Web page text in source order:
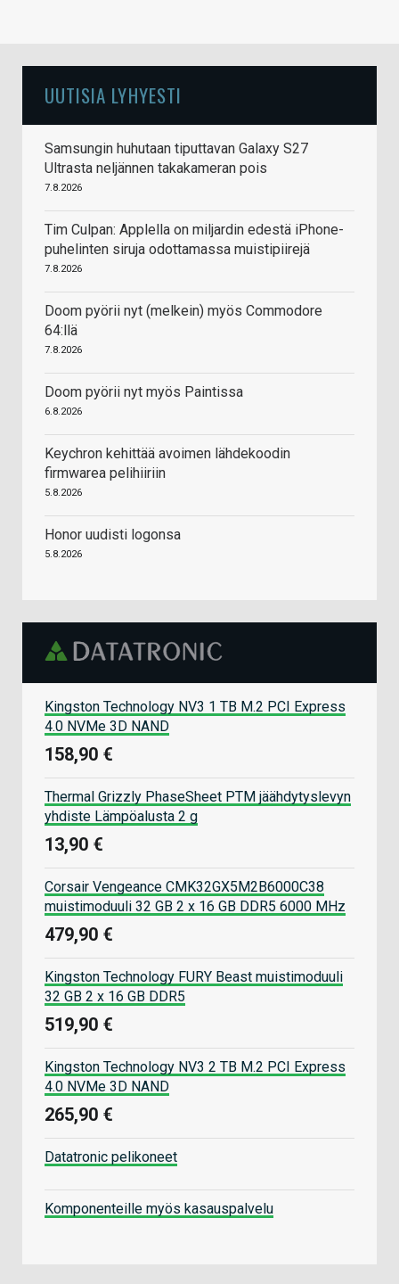
UUTISIA LYHYESTI
Samsungin huhutaan tiputtavan Galaxy S27
Ultrasta neljännen takakameran pois
7.8.2026
Tim Culpan: Applella on miljardin edestä iPhone-
puhelinten siruja odottamassa muistipiirejä
7.8.2026
Doom pyörii nyt (melkein) myös Commodore
64:llä
7.8.2026
Doom pyörii nyt myös Paintissa
6.8.2026
Keychron kehittää avoimen lähdekoodin
firmwarea pelihiiriin
5.8.2026
Honor uudisti logonsa
5.8.2026
Kingston Technology NV3 1 TB M.2 PCI Express
4.0 NVMe 3D NAND
158,90 €
Thermal Grizzly PhaseSheet PTM jäähdytyslevyn
yhdiste Lämpöalusta 2 g
13,90 €
Corsair Vengeance CMK32GX5M2B6000C38
muistimoduuli 32 GB 2 x 16 GB DDR5 6000 MHz
479,90 €
Kingston Technology FURY Beast muistimoduuli
32 GB 2 x 16 GB DDR5
519,90 €
Kingston Technology NV3 2 TB M.2 PCI Express
4.0 NVMe 3D NAND
265,90 €
Datatronic pelikoneet
Komponenteille myös kasauspalvelu